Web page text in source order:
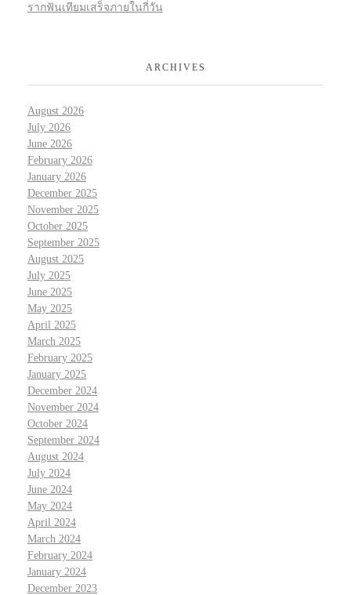
รากฟันเทียมเสร็จภายในกี่วัน
ARCHIVES
August 2026
July 2026
June 2026
February 2026
January 2026
December 2025
November 2025
October 2025
September 2025
August 2025
July 2025
June 2025
May 2025
April 2025
March 2025
February 2025
January 2025
December 2024
November 2024
October 2024
September 2024
August 2024
July 2024
June 2024
May 2024
April 2024
March 2024
February 2024
January 2024
December 2023